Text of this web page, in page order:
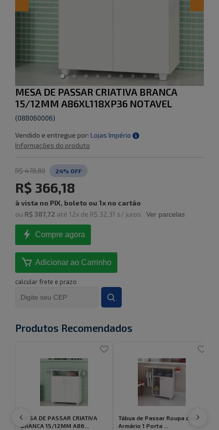
MESA DE PASSAR CRIATIVA BRANCA
15/12MM A86XL118XP36 NOTAVEL
(088060006)
Vendido e entregue por: Lojas Império
Informações do produto
R$ 478,80 24% OFF
R$ 366,18
à vista no PIX, boleto ou 1x no cartão
ou R$ 387,72 até 12x de R$ 32,31 s/ juros Ver parcelas
Compre agora
Adicionar ao Carrinho
calcular frete e prazo
Produtos Recomendados
MESA DE PASSAR CRIATIVA
BRANCA 15/12MM A86...
Tábua de Passar Roupa com
Armário 1 Porta ...